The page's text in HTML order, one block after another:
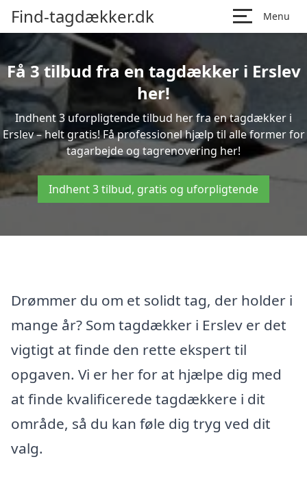
Find-tagdækker.dk Menu
Få 3 tilbud fra en tagdækker i Erslev
her!
Indhent 3 uforpligtende tilbud her fra en tagdækker i
Erslev – helt gratis! Få professionel hjælp til alle former for
tagarbejde og tagrenovering her!
Indhent 3 tilbud, gratis og uforpligtende
Drømmer du om et solidt tag, der holder i
mange år? Som tagdækker i Erslev er det
vigtigt at finde den rette ekspert til
opgaven. Vi er her for at hjælpe dig med
at finde kvalificerede tagdækkere i dit
område, så du kan føle dig tryg ved dit
valg.